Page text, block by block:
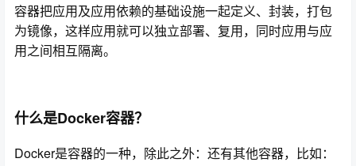
容器把应用及应用依赖的基础设施一起定义、封装，打包
为镜像，这样应用就可以独立部署、复用，同时应用与应
用之间相互隔离。
什么是Docker容器？
Docker是容器的一种，除此之外：还有其他容器，比如：